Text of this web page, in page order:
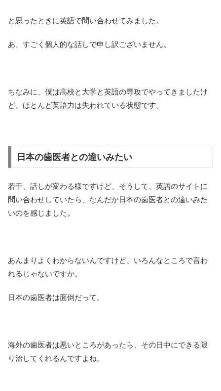
と思ったときに英語で問い合わせてみました。
あ、すごく個人的な話しで申し訳ございません。
ちなみに、僕は高校と大学と英語の専攻でやってきましたけ
ど、ほとんど英語力は失われている状態です。
日本の歯医者との違いみたい
若干、話しが変わる様ですけど、そうして、英語のサイトに
問い合わせしていたら、なんだか日本の歯医者との違いみた
いのを感じました。
あんまりよくわからないんですけど、いろんなところで言わ
れるじゃないですか。
日本の歯医者は面倒だって。
海外の歯医者は悪いところがあったら、その日中にできる限
り治してくれるんですよね。